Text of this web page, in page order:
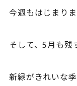
ご依頼・お問い
今週もはじまり
そして、5月も残
新緑がきれいな